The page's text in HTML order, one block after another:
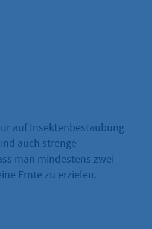
auf Insektenbestäubung
auch strenge
man mindestens zwei
Ernte zu erzielen.